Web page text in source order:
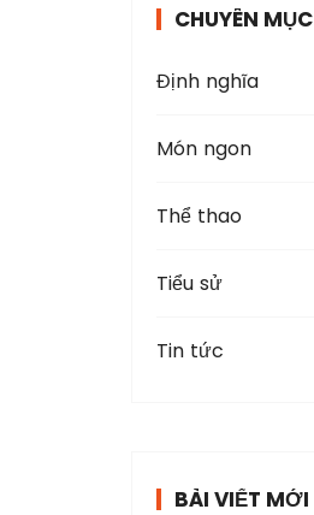
r
CHUYÊN MỤC
Định nghĩa
Món ngon
Thể thao
Tiểu sử
Tin tức
BÀI VIẾT MỚI